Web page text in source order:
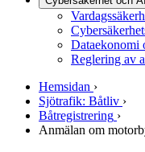
Dataekonomi
Reglering av
Hemsidan ›
Sjötrafik: Båtliv ›
Båtregistrering ›
Anmälan om